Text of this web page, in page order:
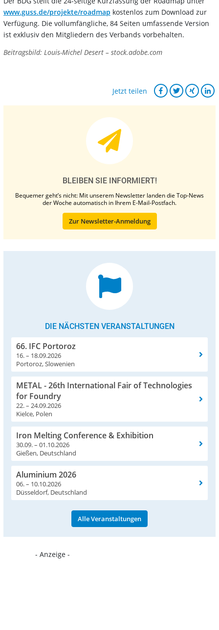
www.guss.de/projekte/roadmap kostenlos zum Download zur
Verfügung. Die vollumfängliche, 84 Seiten umfassende Version
ist exklusiv den Mitgliedern des Verbands vorbehalten.
Beitragsbild: Louis-Michel Desert – stock.adobe.com
Jetzt teilen
BLEIBEN SIE INFORMIERT!
Bequemer geht’s nicht: Mit unserem Newsletter landen die Top-News
der Woche automatisch in Ihrem E-Mail-Postfach.
Zur Newsletter-Anmeldung
DIE NÄCHSTEN VERANSTALTUNGEN
66. IFC Portoroz
16. – 18.09.2026
Portoroz, Slowenien
METAL - 26th International Fair of Technologies
for Foundry
22. – 24.09.2026
Kielce, Polen
Iron Melting Conference & Exhibition
30.09. – 01.10.2026
Gießen, Deutschland
Aluminium 2026
06. – 10.10.2026
Düsseldorf, Deutschland
Alle Veranstaltungen
- Anzeige -